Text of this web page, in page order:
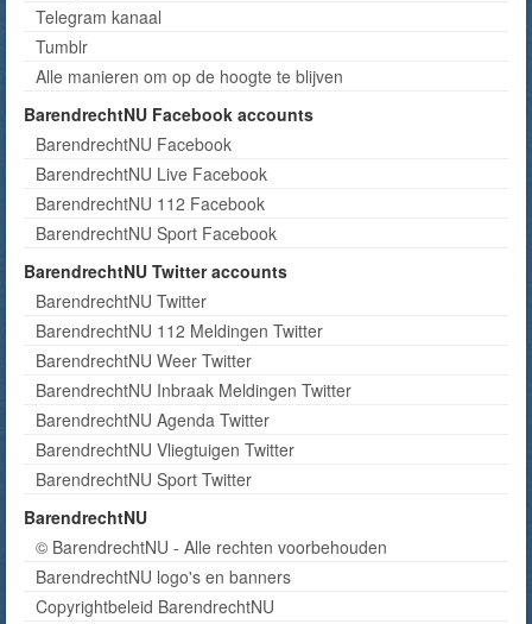
Telegram kanaal
Tumblr
Alle manieren om op de hoogte te blijven
BarendrechtNU Facebook accounts
BarendrechtNU Facebook
BarendrechtNU Live Facebook
BarendrechtNU 112 Facebook
BarendrechtNU Sport Facebook
BarendrechtNU Twitter accounts
BarendrechtNU Twitter
BarendrechtNU 112 Meldingen Twitter
BarendrechtNU Weer Twitter
BarendrechtNU Inbraak Meldingen Twitter
BarendrechtNU Agenda Twitter
BarendrechtNU Vliegtuigen Twitter
BarendrechtNU Sport Twitter
BarendrechtNU
© BarendrechtNU - Alle rechten voorbehouden
BarendrechtNU logo's en banners
Copyrightbeleid BarendrechtNU